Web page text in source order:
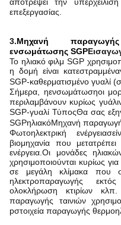
επεξεργασίας.
3.Μηχανή
ενσωμάτωσης SGP
Το ηλιακό φιλμ SGP
η δομή είναι κατεστραμμένα
SGP-καθερματισμένο γυαλί
Σήμερα, ηενσωμάτωσηοι
περιλαμβάνουν κυρίως
SGP-γυαλί ΤύποςΘα σας
SGPηλιακόΜηχανή
Φωτοηλεκτρική ενέργειασ
βιομηχανία που
ενέργεια.Οι μονάδες
χρησιμοποιούνται κυρίως
σε μεγάλη κλίμακα που
ηλεκτροπαραγωγής
ολοκλήρωση κτιρίων
παραγωγής ταινιών
pστοιχεία παραγωγής